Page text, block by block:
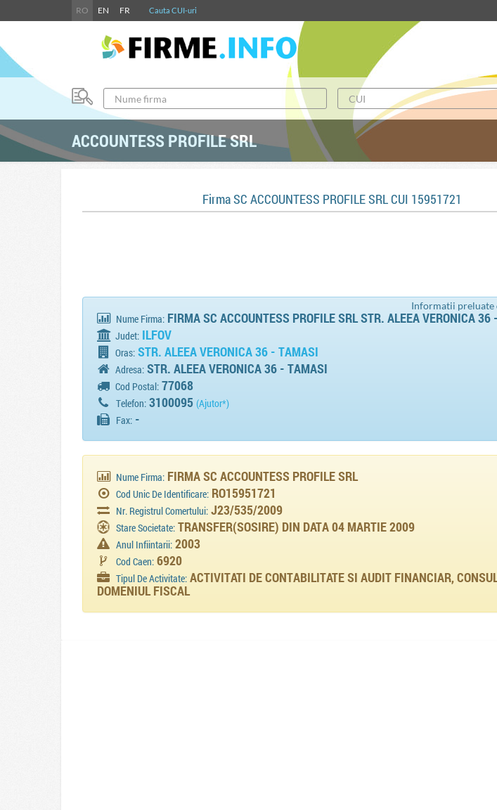
RO EN FR Cauta CUI-uri
ACCOUNTESS PROFILE SRL
Firma SC ACCOUNTESS PROFILE SRL CUI 15951721
Informatii preluate
Nume Firma: FIRMA SC ACCOUNTESS PROFILE SRL STR. ALEEA VERONICA
Judet: ILFOV
Oras: STR. ALEEA VERONICA 36 - TAMASI
Adresa: STR. ALEEA VERONICA 36 - TAMASI
Cod Postal: 77068
Telefon: 3100095(Ajutor*)
Fax: -
Nume Firma: FIRMA SC ACCOUNTESS PROFILE SRL
Cod Unic De Identificare: RO15951721
Nr. Registrul Comertului: J23/535/2009
Stare Societate: TRANSFER(SOSIRE) DIN DATA 04 MARTIE 2009
Anul Infiintarii: 2003
Cod Caen: 6920
Tipul De Activitate: ACTIVITATI DE CONTABILITATE SI AUDIT FINANCIAR,
DOMENIUL FISCAL